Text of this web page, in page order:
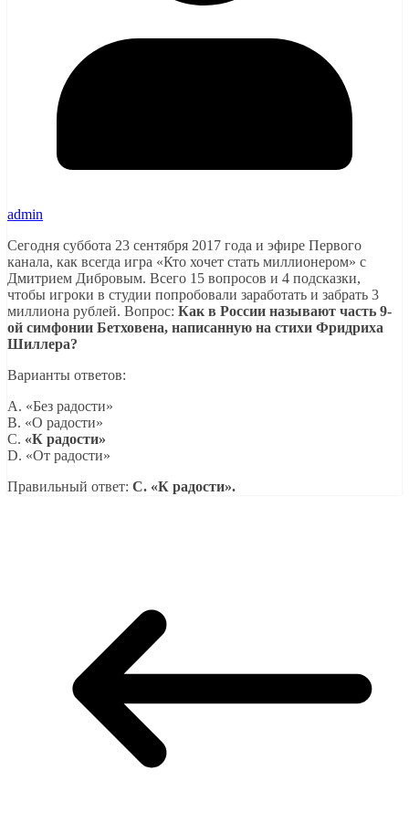
admin
Сегодня суббота 23 сентября 2017 года и эфире Первого
канала, как всегда игра «Кто хочет стать миллионером» с
Дмитрием Дибровым. Всего 15 вопросов и 4 подсказки,
чтобы игроки в студии попробовали заработать и забрать 3
миллиона рублей. Вопрос: Как в России называют часть 9-
ой симфонии Бетховена, написанную на стихи Фридриха
Шиллера?
Варианты ответов:
A. «Без радости»
B. «О радости»
C. «К радости»
D. «От радости»
Правильный ответ: C. «К радости».